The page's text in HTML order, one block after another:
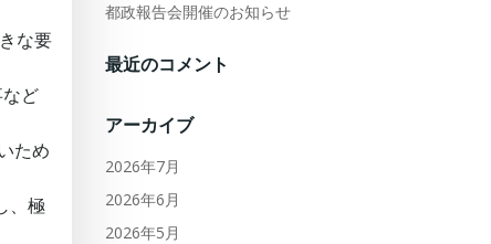
な要
ど
ため
、極
都政報告会開催のお知らせ
最近のコメント
アーカイブ
2026年7月
2026年6月
2026年5月